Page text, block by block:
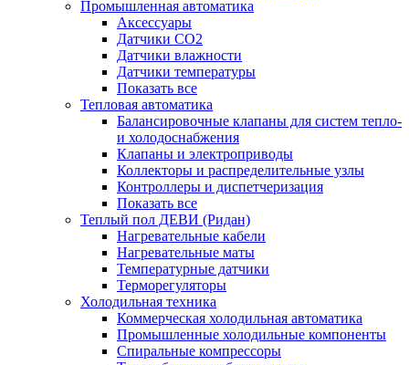
Промышленная автоматика
Аксессуары
Датчики CO2
Датчики влажности
Датчики температуры
Показать все
Тепловая автоматика
Балансировочные клапаны для систем тепло-
и холодоснабжения
Клапаны и электроприводы
Коллекторы и распределительные узлы
Контроллеры и диспетчеризация
Показать все
Теплый пол ДЕВИ (Ридан)
Нагревательные кабели
Нагревательные маты
Температурные датчики
Терморегуляторы
Холодильная техника
Коммерческая холодильная автоматика
Промышленные холодильные компоненты
Спиральные компрессоры